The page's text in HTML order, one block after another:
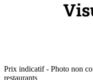
Prix indicatif - Photo non
restaurants